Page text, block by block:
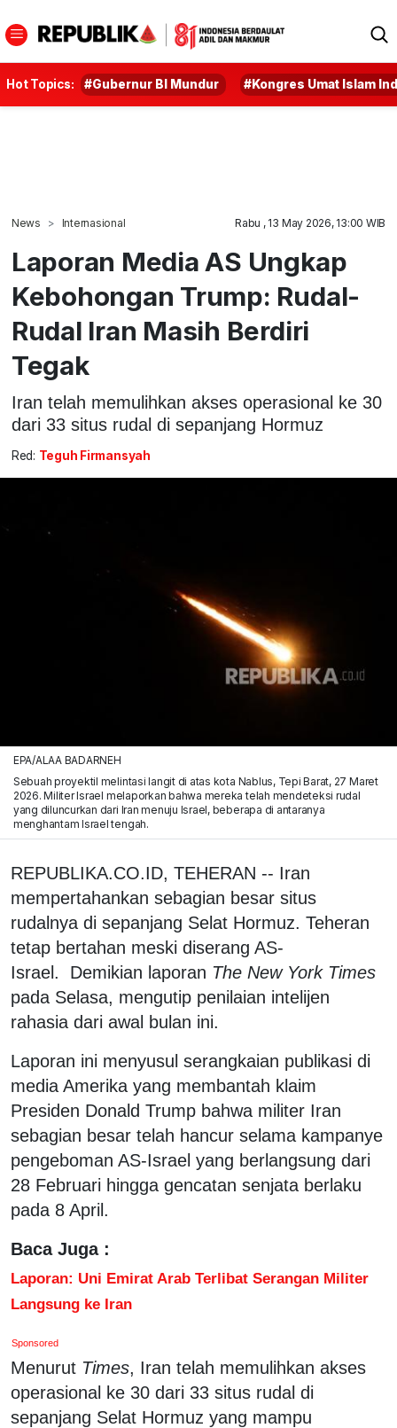
Hot Topics: #Gubernur BI Mundur #Kongres Umat Islam
News Internasional Rabu , 13 May 2026, 13:00 WIB
Laporan Media AS Ungkap
Kebohongan Trump: Rudal-
Rudal Iran Masih Berdiri
Tegak
Iran telah memulihkan akses operasional ke 30
dari 33 situs rudal di sepanjang Hormuz
Red: Teguh Firmansyah
EPA/ALAA BADARNEH
Sebuah proyektil melintasi langit di atas kota Nablus, Tepi Barat, 27 Maret
2026. Militer Israel melaporkan bahwa mereka telah mendeteksi rudal
yang diluncurkan dari Iran menuju Israel, beberapa di antaranya
menghantam Israel tengah.
REPUBLIKA.CO.ID, TEHERAN -- Iran
mempertahankan sebagian besar situs
rudalnya di sepanjang Selat Hormuz. Teheran
tetap bertahan meski diserang AS-
Israel. Demikian laporan The New York Times
pada Selasa, mengutip penilaian intelijen
rahasia dari awal bulan ini.
Laporan ini menyusul serangkaian publikasi di
media Amerika yang membantah klaim
Presiden Donald Trump bahwa militer Iran
sebagian besar telah hancur selama kampanye
pengeboman AS-Israel yang berlangsung dari
28 Februari hingga gencatan senjata berlaku
pada 8 April.
Baca Juga :
Laporan: Uni Emirat Arab Terlibat Serangan Militer
Langsung ke Iran
Sponsored
Menurut Times, Iran telah memulihkan akses
operasional ke 30 dari 33 situs rudal di
sepanjang Selat Hormuz yang mampu